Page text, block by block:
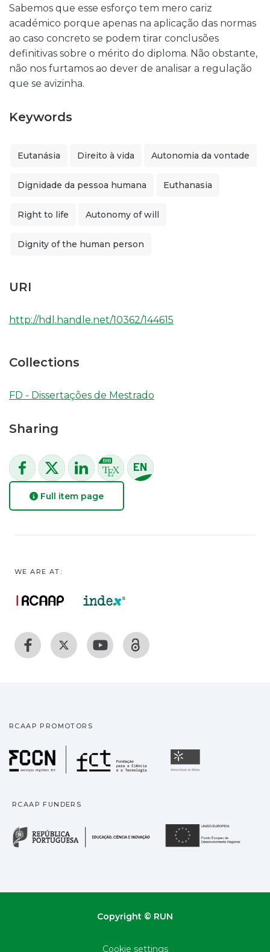
Sabemos que esse esforço tem mero cariz
académico porque apenas na aplicação das normas
ao caso concreto se podem tirar conclusões
definitivas sobre o mérito do diploma. Não obstante,
não nos furtamos ao dever de analisar a regulação
que se avizinha.
Keywords
Eutanásia Direito à vida Autonomia da vontade
Dignidade da pessoa humana Euthanasia
Right to life Autonomy of will
Dignity of the human person
URI
http://hdl.handle.net/10362/144615
Collections
FD - Dissertações de Mestrado
Sharing
Full item page
WE ARE AT:
RCAAP PROMOTORS
Fundação para a
RCAAP FUNDERS
República Portuguesa
Copyright © RUN
Cookie settings